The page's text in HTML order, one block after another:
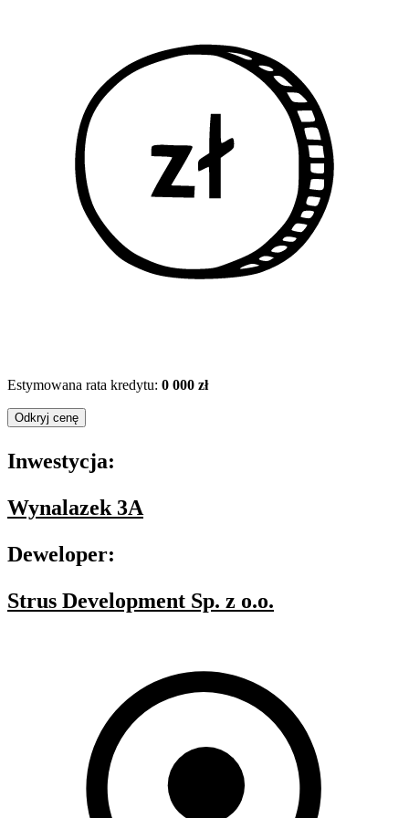
Estymowana rata kredytu: 0 000 zł
Odkryj cenę
Inwestycja:
Wynalazek 3A
Deweloper:
Strus Development Sp. z o.o.